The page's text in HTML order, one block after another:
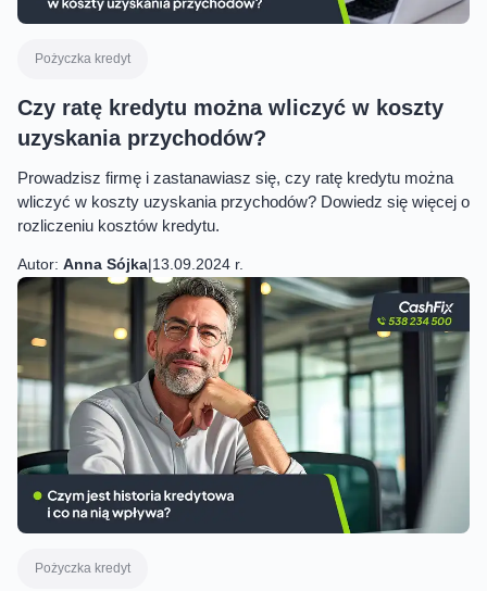
Pożyczka kredyt
Czy ratę kredytu można wliczyć w koszty
uzyskania przychodów?
Prowadzisz firmę i zastanawiasz się, czy ratę kredytu można
wliczyć w koszty uzyskania przychodów? Dowiedz się więcej o
rozliczeniu kosztów kredytu.
Autor: Anna Sójka|13.09.2024 r.
Pożyczka kredyt